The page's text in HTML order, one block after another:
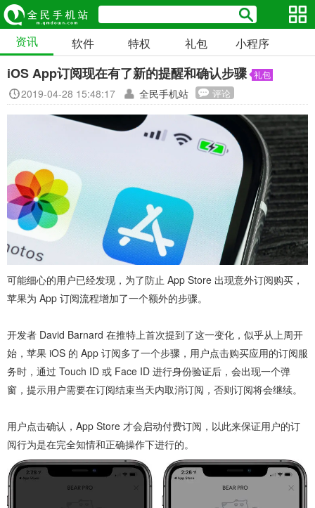
资讯 软件 特权 礼包 小程序
iOS App订阅现在有了新的提醒和确认步骤 礼包
2019-04-28 15:48:17 全民手机站 评论
可能细心的用户已经发现，为了防止 App Store 出现意外订阅购买，
苹果为 App 订阅流程增加了一个额外的步骤。
开发者 David Barnard 在推特上首次提到了这一变化，似乎从上周开
始，苹果 iOS 的 App 订阅多了一个步骤，用户点击购买应用的订阅服
务时，通过 Touch ID 或 Face ID 进行身份验证后，会出现一个弹
窗，提示用户需要在订阅结束当天内取消订阅，否则订阅将会继续。
用户点击确认，App Store 才会启动付费订阅，以此来保证用户的订
阅行为是在完全知情和正确操作下进行的。